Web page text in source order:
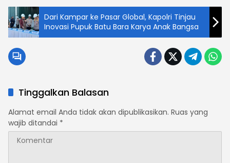
Dari Kampar ke Pasar Global, Kapolri Tinjau
Inovasi Pupuk Batu Bara Karya Anak Bangsa
Tinggalkan Balasan
Alamat email Anda tidak akan dipublikasikan. Ruas yang
wajib ditandai *